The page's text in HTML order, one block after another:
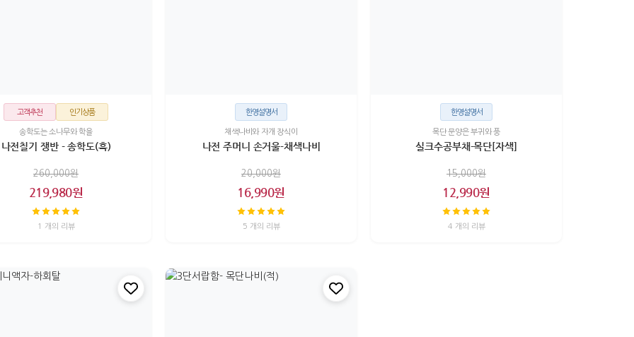
고객추천 인기상품
송학도는 소나무와 학을
나전칠기 쟁반 - 송학도(흑)
260,000원
219,980원
1 개의 리뷰
한영설명서
채색나비와 자개 장식이
나전 주머니 손거울-채색나비
20,000원
16,990원
5 개의 리뷰
한영설명서
목단 문양은 부귀와 풍
실크수공부채-목단[자색]
15,000원
12,990원
4 개의 리뷰